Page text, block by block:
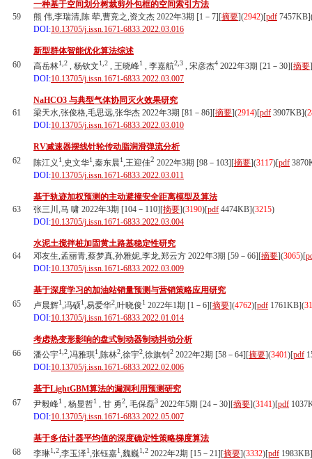
59
一种基于空间划分树裁剪外包框的空间索引方法
熊 伟,李瑞清,陈 荦,曹竞之,资文杰 2022年3期 [1－7][摘要](2942)[pdf 7457KB]
DOI:10.13705/j.issn.1671-6833.2022.03.016
60
新型群体智能优化算法综述
高岳林1,2 , 杨钦文1,2 , 王晓峰1 , 李嘉航2,3 , 宋彦杰4 2022年3期 [21－30][摘要
DOI:10.13705/j.issn.1671-6833.2022.03.007
61
NaHCO3 与典型气体协同灭火效果研究
梁天水,张俊格,毛思远,张华杰 2022年3期 [81－86][摘要](2914)[pdf 3907KB](
DOI:10.13705/j.issn.1671-6833.2022.03.010
62
RV减速器摆线针轮传动脂润滑弹流分析
陈江义 1,史文华1,秦东晨1,王迎佳2 2022年3期 [98－103][摘要](3117)[pdf
DOI:10.13705/j.issn.1671-6833.2022.03.011
63
基于轨迹加权预测的主动避撞安全距离模型及算法
张三川,马 啸 2022年3期 [104－110][摘要](3190)[pdf 4474KB](3215)
DOI:10.13705/j.issn.1671-6833.2022.03.004
64
水泥土搅拌桩加固黄土路基稳定性研究
邓友生,孟丽青,蔡梦真,孙雅妮,李龙,郑云方 2022年3期 [59－66][摘要](3065)[
DOI:10.13705/j.issn.1671-6833.2022.03.009
65
基于深度学习的加油站销量预测与营销策略应用研究
卢晨辉1,冯硕1,易爱华2,叶晓俊1 2022年1期 [1－6][摘要](4762)[pdf 1761KB](
DOI:10.13705/j.issn.1671-6833.2022.01.014
66
考虑热变形影响的盘式制动器制动抖动分析
潘公宇1,2,冯雅琪1,陈林2,徐宇2,徐旗钊 2 2022年2期 [58－64][摘要](3401)[pdf
DOI:10.13705/j.issn.1671-6833.2022.02.006
67
基于LightGBM算法的漏洞利用预测研究
尹毅峰1 , 杨显哲1 , 甘 勇2, 毛保磊3 2022年5期 [24－30][摘要](3141)[pdf
DOI:10.13705/j.issn.1671-6833.2022.05.007
68
基于多估计器平均值的深度确定性策略梯度算法
李琳1,2,李玉泽1,张钰嘉1,魏巍1,2 2022年2期 [15－21][摘要](3332)[pdf 1983KB]